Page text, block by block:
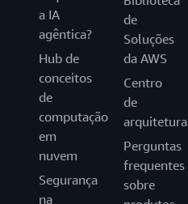
a IA
agêntica?
Hub de
conceitos
de
computação
em
nuvem
Segurança
na
de
Soluções
da AWS
Centro
de
arquitetura
Perguntas
frequentes
sobre